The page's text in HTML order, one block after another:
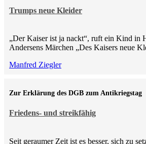
Trumps neue Kleider
„Der Kaiser ist ja nackt“, ruft ein Kind in
Andersens Märchen „Des Kaisers neue
Manfred Ziegler
Friedens- und streikfähig
Zur Erklärung des DGB zum Antikriegstag
Seit geraumer Zeit ist es besser, sich zu